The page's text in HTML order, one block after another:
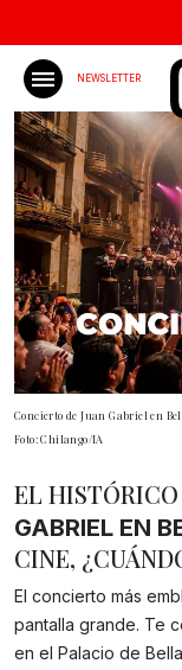
NEWSLETTER
Concierto de Juan Gabriel en
Foto: Chilango/IA
EL
GABRIEL EN
CINE,
El concierto más
pantalla grande. Te
en el Palacio de